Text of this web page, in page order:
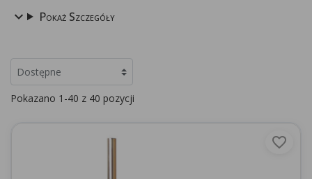
Pokaż Szczegóły
Pokazano 1-40 z 40 pozycji
favorite_border